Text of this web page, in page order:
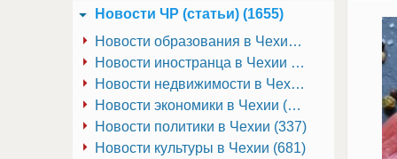
Новости иностранца в Чехии (223)
Новости культуры в Чехии (681)
Новости недвижимости в Чехии (337)
Новости образования в Чехии (251)
Новости политики в Чехии (337)
Новости ЧР (статьи) (1655)
Новости экономики в Чехии (941)